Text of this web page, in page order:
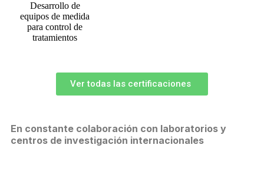
Desarrollo de
equipos de medida
para control de
tratamientos
Ver todas las certificaciones
En constante colaboración con laboratorios y
centros de investigación internacionales